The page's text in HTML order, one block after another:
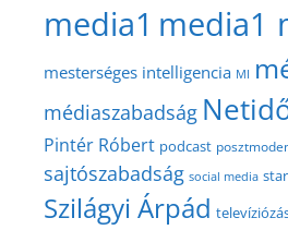
media1 media1
mesterséges intelligencia MI
médiaszabadság
Pintér Róbert podcast
sajtószabadság social media
Szilágyi Árpád